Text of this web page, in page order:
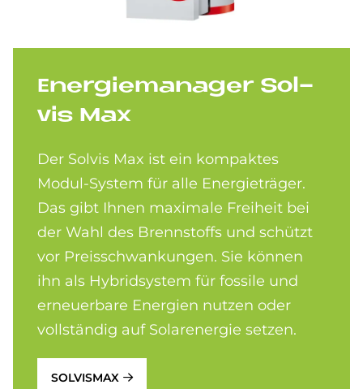
En­er­gie­ma­na­ger Sol­
vis Max
Der Solvis Max ist ein kompaktes
Modul-System für alle Energieträger.
Das gibt Ihnen maximale Freiheit bei
der Wahl des Brennstoffs und schützt
vor Preisschwankungen. Sie können
ihn als Hybridsystem für fossile und
erneuerbare Energien nutzen oder
vollständig auf Solarenergie setzen.
SOLVISMAX